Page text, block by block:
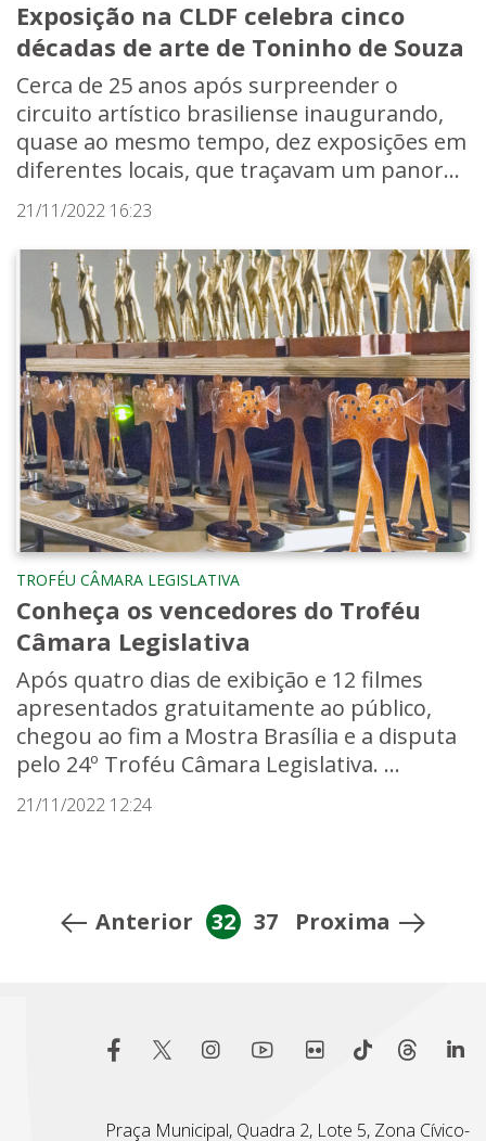
Exposição na CLDF celebra cinco
décadas de arte de Toninho de Souza
Cerca de 25 anos após surpreender o
circuito artístico brasiliense inaugurando,
quase ao mesmo tempo, dez exposições em
diferentes locais, que traçavam um panor...
21/11/2022 16:23
TROFÉU CÂMARA LEGISLATIVA
Conheça os vencedores do Troféu
Câmara Legislativa
Após quatro dias de exibição e 12 filmes
apresentados gratuitamente ao público,
chegou ao fim a Mostra Brasília e a disputa
pelo 24º Troféu Câmara Legislativa. ...
21/11/2022 12:24
Anterior 32 37 Proxima
Praça Municipal, Quadra 2, Lote 5, Zona Cívico-